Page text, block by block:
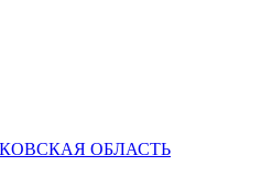
ОБЛАСТЬ